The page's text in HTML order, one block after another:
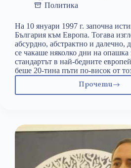
Политика
На 10 януари 1997 г. започна
България към Европа. Тогава
абсурдно, абстрактно и далечно,
се чакаше няколко дни на опашка
стандартът в най-бедните
беше 20-тина пъти по-висок от
Прочети
Пътят
21
години
по-
късно